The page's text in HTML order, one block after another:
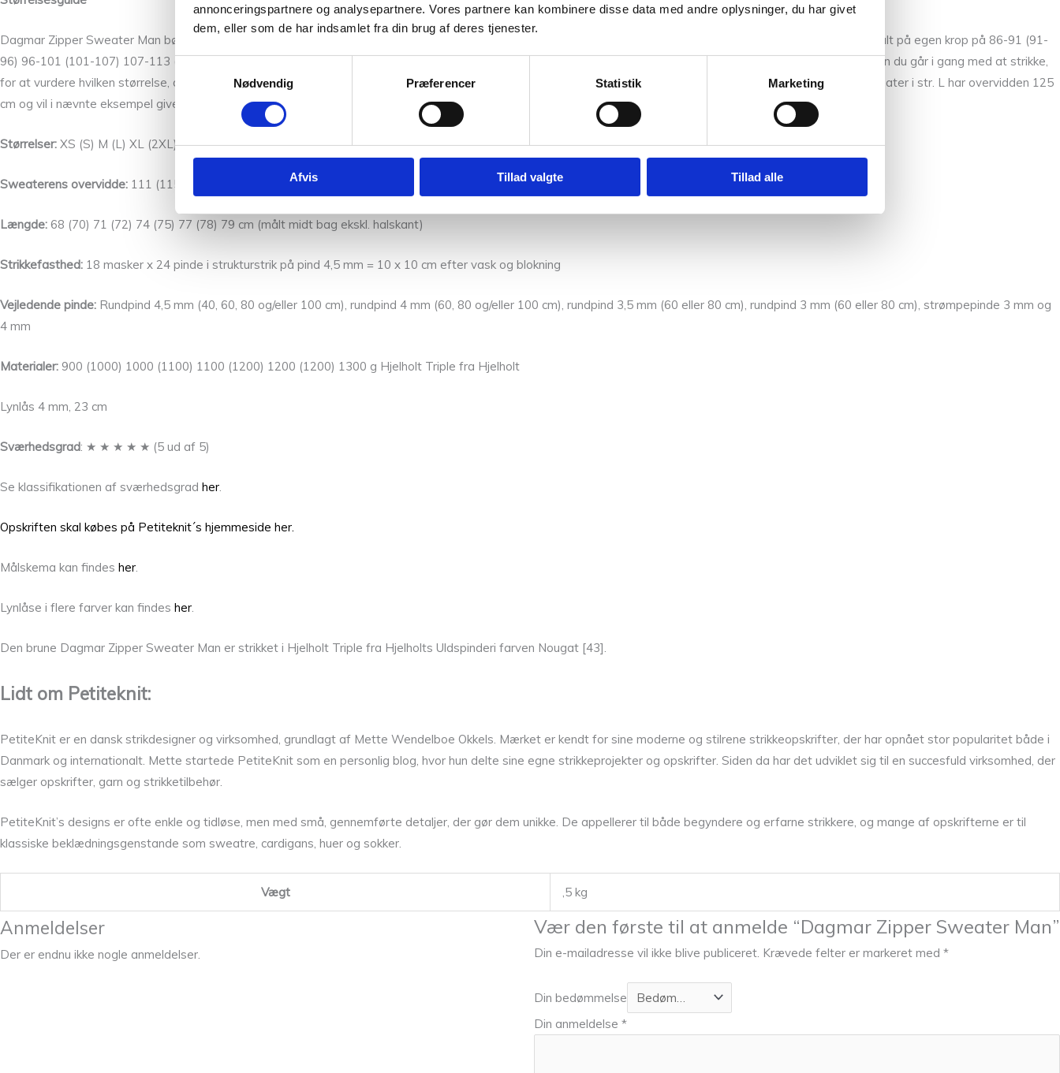
annonceringspartnere og analysepartnere. Vores partnere kan kombinere disse data med andre oplysninger, du har givet
dem, eller som de har indsamlet fra din brug af deres tjenester.
Nødvendig
Præferencer Statistik Marketing
Afvis Tillad valgte Tillad alle
Dagmar Zipper Sweater Man bør have et bevægelsesrum (
) på ca. 20 cm. Størrelserne XS (S) M (L) XL (2XL) 3XL (4XL) 5XL svarer til et brystmål målt på egen krop på 86-91 (91-
96) 96-101 (101-107) 107-113 (113-119) 119-124 (124-132) 132-144 cm. Målene på den færdige sweater er angivet på forsiden af opskriften. Mål dig selv, inden du går i gang med at strikke,
for at vurdere hvilken størrelse, der vil passe bedst. Hvis du fx måler 105 cm rundt om brystet (eller det bredeste sted på kroppen), bør du strikke en str. L. En sweater i str. L har overvidden 125
cm og vil i nævnte eksempel give et bevægelsesrum (
) på 20 cm.
Størrelser: XS (S) M (L) XL (2XL) 3XL (4XL) 5XL
Sweaterens overvidde: 111 (115) 120 (125) 132 (136) 141 (149) 158 cm
Længde: 68 (70) 71 (72) 74 (75) 77 (78) 79 cm (målt midt bag ekskl. halskant)
Strikkefasthed: 18 masker x 24 pinde i strukturstrik på pind 4,5 mm = 10 x 10 cm efter vask og blokning
Vejledende pinde: Rundpind 4,5 mm (40, 60, 80 og/eller 100 cm), rundpind 4 mm (60, 80 og/eller 100 cm), rundpind 3,5 mm (60 eller 80 cm), rundpind 3 mm (60 eller 80 cm), strømpepinde 3 mm og
4 mm
Materialer: 900 (1000) 1000 (1100) 1100 (1200) 1200 (1200) 1300 g Hjelholt Triple fra Hjelholt
Lynlås 4 mm, 23 cm
Sværhedsgrad: ★ ★ ★ ★ ★ (5 ud af 5)
Se klassifikationen af sværhedsgrad her.
Opskriften skal købes på Petiteknit´s hjemmeside her.
Målskema kan findes her.
Lynlåse i flere farver kan findes her.
Den brune Dagmar Zipper Sweater Man er strikket i Hjelholt Triple fra Hjelholts Uldspinderi farven Nougat [43].
Lidt om Petiteknit:
PetiteKnit er en dansk strikdesigner og virksomhed, grundlagt af Mette Wendelboe Okkels. Mærket er kendt for sine moderne og stilrene strikkeopskrifter, der har opnået stor popularitet både i
Danmark og internationalt. Mette startede PetiteKnit som en personlig blog, hvor hun delte sine egne strikkeprojekter og opskrifter. Siden da har det udviklet sig til en succesfuld virksomhed, der
sælger opskrifter, garn og strikketilbehør.
PetiteKnit’s designs er ofte enkle og tidløse, men med små, gennemførte detaljer, der gør dem unikke. De appellerer til både begyndere og erfarne strikkere, og mange af opskrifterne er til
klassiske beklædningsgenstande som sweatre, cardigans, huer og sokker.
Vægt ,5 kg
Anmeldelser
Der er endnu ikke nogle anmeldelser.
Vær den første til at anmelde “Dagmar Zipper Sweater Man”
Din e-mailadresse vil ikke blive publiceret. Krævede felter er markeret med *
Din bedømmelse
Din anmeldelse *